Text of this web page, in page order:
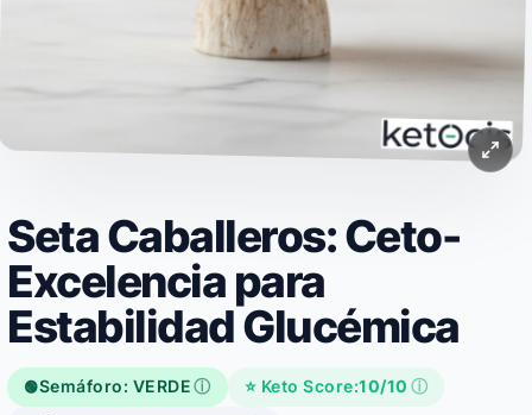
Seta Caballeros: Ceto-
Excelencia para
Estabilidad Glucémica
🟢Semáforo: VERDEⓘ ⭐ Keto Score:10/10 ⓘ